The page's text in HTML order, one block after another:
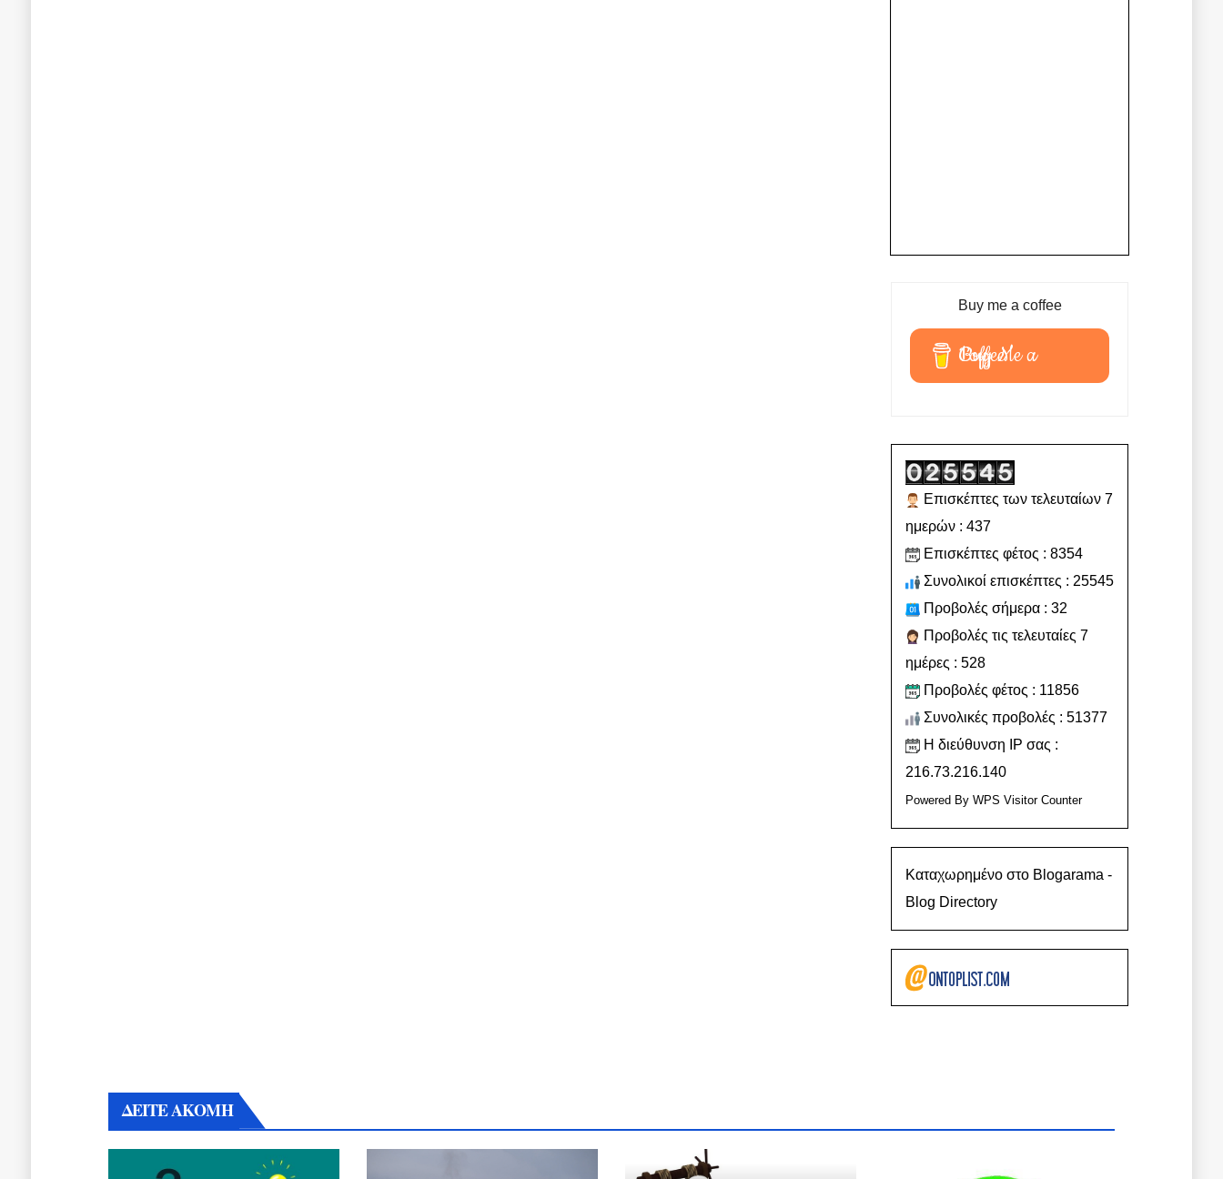
Buy me a coffee
Buy Me a Coffee
Επισκέπτες των τελευταίων 7
ημερών : 437
Επισκέπτες φέτος : 8354
Συνολικοί επισκέπτες : 25545
Προβολές σήμερα : 32
Προβολές τις τελευταίες 7
ημέρες : 528
Προβολές φέτος : 11856
Συνολικές προβολές : 51377
Η διεύθυνση IP σας :
216.73.216.140
Powered By WPS Visitor Counter
Καταχωρημένο στο Blogarama -
Blog Directory
ΔΕΙΤΕ ΑΚΟΜΗ